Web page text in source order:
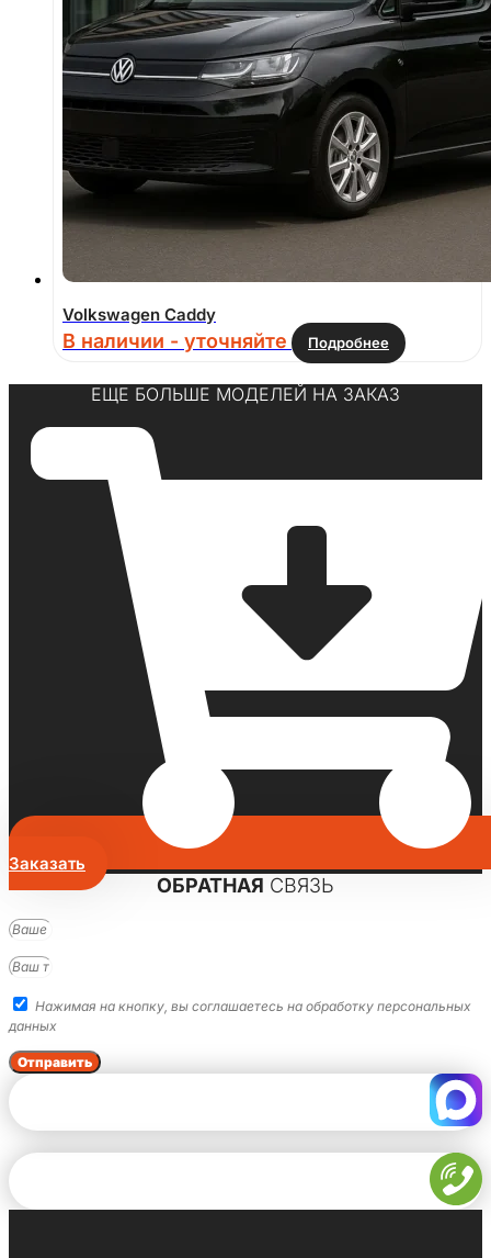
Volkswagen Caddy
В наличии - уточняйте Подробнее
ЕЩЕ БОЛЬШЕ МОДЕЛЕЙ НА ЗАКАЗ
Заказать
ОБРАТНАЯ СВЯЗЬ
Нажимая на кнопку, вы соглашаетесь на обработку персональных
данных
Отправить